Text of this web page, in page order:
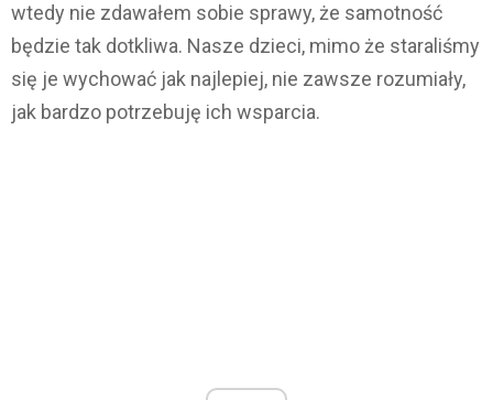
wtedy nie zdawałem sobie sprawy, że samotność
będzie tak dotkliwa. Nasze dzieci, mimo że staraliśmy
się je wychować jak najlepiej, nie zawsze rozumiały,
jak bardzo potrzebuję ich wsparcia.